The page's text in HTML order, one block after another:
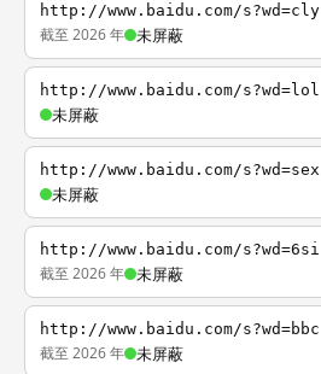
http://www.baidu.com/s?wd=cly
截至 2026 年 未屏蔽
http://www.baidu.com/s?wd=lol
未屏蔽
http://www.baidu.com/s?wd=sex
未屏蔽
http://www.baidu.com/s?wd=6si
截至 2026 年 未屏蔽
http://www.baidu.com/s?wd=bbc
截至 2026 年 未屏蔽